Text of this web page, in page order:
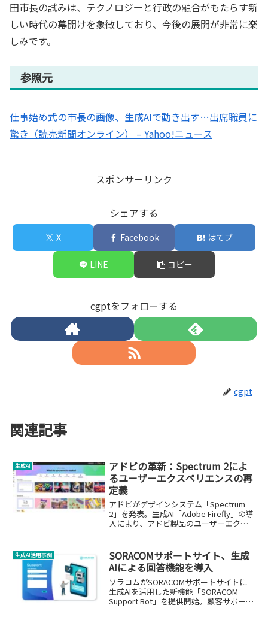
田市長の試みは、テクノロジーと行政の融合がもたらす新
しい時代の幕開けを象徴しており、今後の展開が非常に楽
しみです。
参照元
仕事始め式の市長の画像、生成AIで動き出す…出席職員に
驚き（読売新聞オンライン） – Yahoo!ニュース
スポンサーリンク
シェアする
X Facebook はてブ
LINE コピー
cgptをフォローする
cgpt
関連記事
生成AI
アドビの革新：Spectrum 2によ
るユーザーエクスペリエンスの再
定義
アドビがデザインシステム「Spectrum
2」を発表。生成AI「Adobe Firefly」の導
入により、アドビ製品のユーザーエクス
生成AI活用事例
SORACOMサポートサイト、生成
AIによる回答機能を導入
ソラコムがSORACOMサポートサイトに
生成AIを活用した新機能「SORACOM
Support Bot」を提供開始。顧客サポート